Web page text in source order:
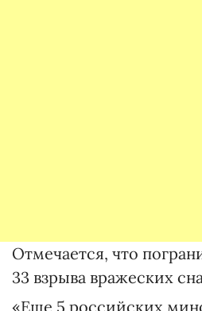
Отмечается, что
33 взрыва вражеских
«Еще 5 российских